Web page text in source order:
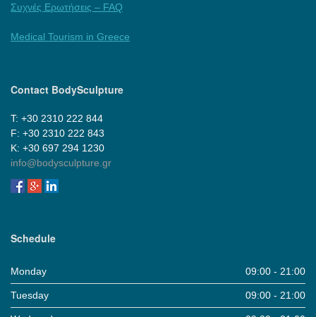
Συχνές Ερωτήσεις – FAQ
Medical Tourism in Greece
Contact BodySculpture
Τ: +30 2310 222 844
F: +30 2310 222 843
Κ: +30 697 294 1230
info@bodysculpture.gr
Schedule
Monday 09:00 - 21:00
Tuesday 09:00 - 21:00